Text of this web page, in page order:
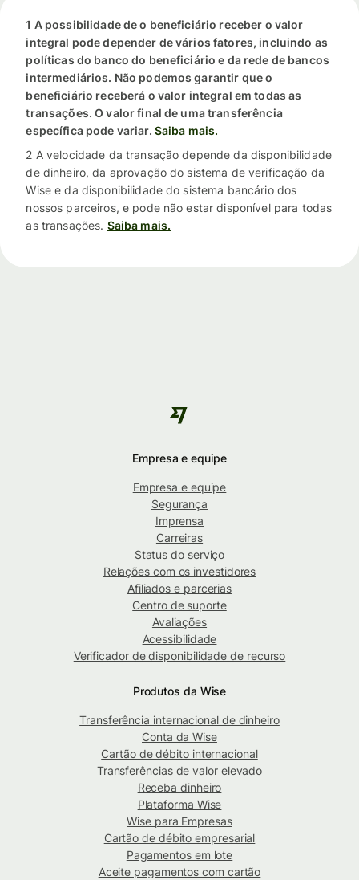
1 A possibilidade de o beneficiário receber o valor
integral pode depender de vários fatores, incluindo as
políticas do banco do beneficiário e da rede de bancos
intermediários. Não podemos garantir que o
beneficiário receberá o valor integral em todas as
transações. O valor final de uma transferência
específica pode variar. Saiba mais.
2 A velocidade da transação depende da disponibilidade
de dinheiro, da aprovação do sistema de verificação da
Wise e da disponibilidade do sistema bancário dos
nossos parceiros, e pode não estar disponível para todas
as transações. Saiba mais.
Empresa e equipe
Empresa e equipe
Segurança
Imprensa
Carreiras
Status do serviço
Relações com os investidores
Afiliados e parcerias
Centro de suporte
Avaliações
Acessibilidade
Verificador de disponibilidade de recurso
Produtos da Wise
Transferência internacional de dinheiro
Conta da Wise
Cartão de débito internacional
Transferências de valor elevado
Receba dinheiro
Plataforma Wise
Wise para Empresas
Cartão de débito empresarial
Pagamentos em lote
Aceite pagamentos com cartão